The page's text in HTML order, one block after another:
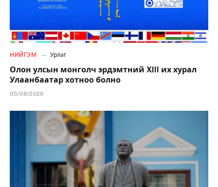
НИЙГЭМ Урлаг
Олон улсын монголч эрдэмтний XIII их хурал
Улаанбаатар хотноо болно
05/08/2026